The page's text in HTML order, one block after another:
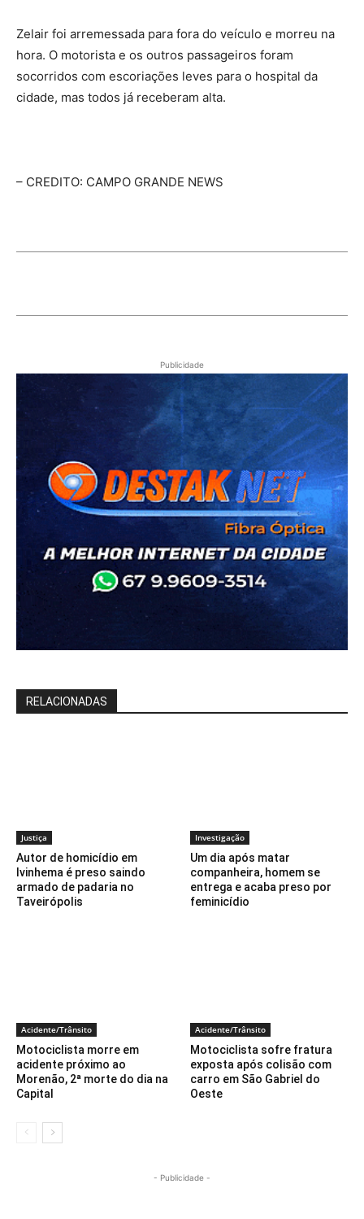
Zelair foi arremessada para fora do veículo e morreu na
hora. O motorista e os outros passageiros foram
socorridos com escoriações leves para o hospital da
cidade, mas todos já receberam alta.
– CREDITO: CAMPO GRANDE NEWS
Publicidade
RELACIONADAS
Justiça
Autor de homicídio em
Ivinhema é preso saindo
armado de padaria no
Taveirópolis
Investigação
Um dia após matar
companheira, homem se
entrega e acaba preso por
feminicídio
Acidente/Trânsito
Motociclista morre em
acidente próximo ao
Morenão, 2ª morte do dia na
Capital
Acidente/Trânsito
Motociclista sofre fratura
exposta após colisão com
carro em São Gabriel do
Oeste
- Publicidade -